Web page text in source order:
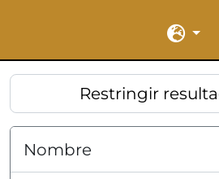
Idioma
Restringir
Nombre